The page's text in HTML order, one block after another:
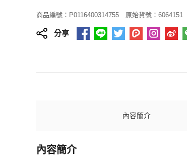
商品編號：P0116400314755 原始貨號：6064151
分享
內容簡介
內容簡介